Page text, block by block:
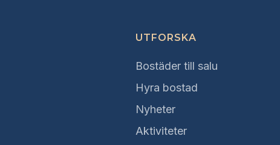
UTFORSKA
Bostäder till salu
Hyra bostad
Nyheter
Aktiviteter